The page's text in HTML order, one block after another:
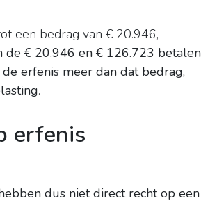
een bedrag van € 20.946,-
de € 20.946 en € 126.723 betalen
de erfenis meer dan dat bedrag,
.
erfenis
dus niet direct recht op een